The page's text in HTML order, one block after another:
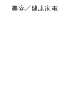
美容／健康家電